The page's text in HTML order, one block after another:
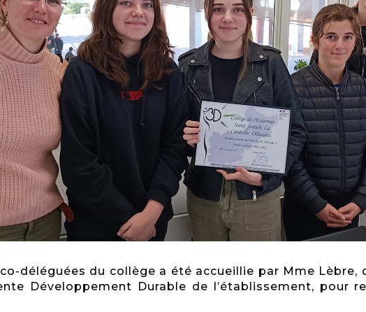
déléguées du collège a été accueillie par Mme
Développement Durable de l’établissement, pour